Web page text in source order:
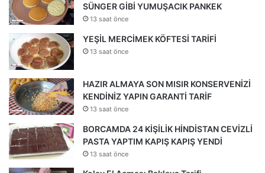
SÜNGER GİBİ YUMUŞACIK PANKEK
13 saat önce
YEŞİL MERCİMEK KÖFTESİ TARİFİ
13 saat önce
HAZIR ALMAYA SON MISIR KONSERVENİZİ
KENDİNİZ YAPIN GARANTİ TARİF
13 saat önce
BORCAMDA 24 KİŞİLİK HİNDİSTAN CEVİZLİ
PASTA YAPTIM KAPIŞ KAPIŞ YENDİ
13 saat önce